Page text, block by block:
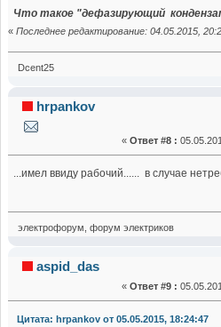
Что такое "дефазирующий
« Последнее редактирование: 04.05.2015,
Dcent25
hrpankov
« Ответ #8 :
...имел ввиду рабочий...... в случае
электрофорум, форум электриков
aspid_das
« Ответ #9 :
Цитата: hrpankov от 05.05.2015, 18:24:47